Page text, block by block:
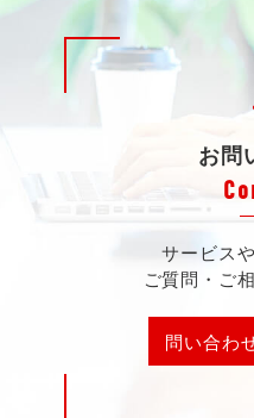
お問
サービス
ご質問・ご
問い合わ